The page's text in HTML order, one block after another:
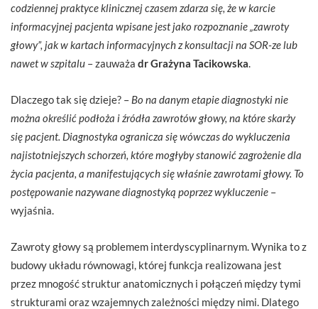
codziennej praktyce klinicznej czasem zdarza się, że w karcie
informacyjnej pacjenta wpisane jest jako rozpoznanie „zawroty
głowy”, jak w kartach informacyjnych z konsultacji na SOR-ze lub
nawet w szpitalu – zauważa dr Grażyna Tacikowska
Dlaczego tak się dzieje? – Bo na danym etapie diagnostyki nie
można określić podłoża i źródła zawrotów głowy, na które skarży
się pacjent. Diagnostyka ogranicza się wówczas do wykluczenia
najistotniejszych schorzeń, które mogłyby stanowić zagrożenie dla
życia pacjenta, a manifestujących się właśnie zawrotami głowy. To
postępowanie nazywane diagnostyką poprzez wykluczenie –
wyjaśnia.
Zawroty głowy są problemem interdyscyplinarnym. Wynika to z
budowy układu równowagi, której funkcja realizowana jest
przez mnogość struktur anatomicznych i połączeń między tymi
strukturami oraz wzajemnych zależności między nimi. Dlatego